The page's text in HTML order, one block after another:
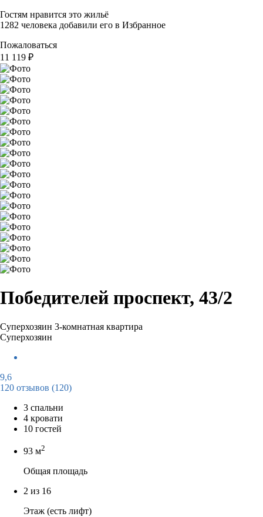
Гостям нравится это жильё
1282 человека добавили его в Избранное
Пожаловаться
11 119 ₽
Победителей проспект, 43/2
Суперхозяин 3-комнатная квартира
Суперхозяин
9,6
120 отзывов (120)
3 спальни
4 кровати
10 гостей
93 м2
Общая площадь
2 из 16
Этаж (есть лифт)